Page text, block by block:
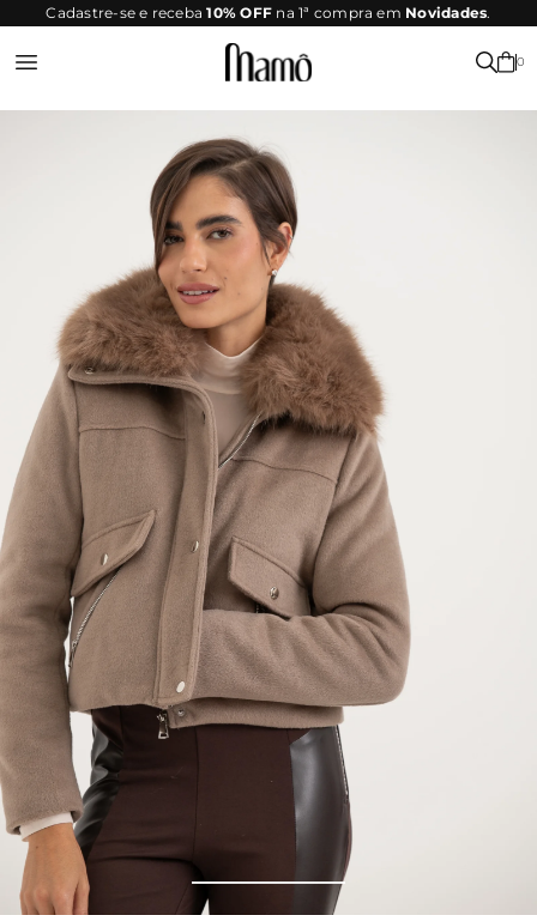
SITE
SEGURO
Cadastre-se e receba10% OFF na 1ª compra em Novidades.
0